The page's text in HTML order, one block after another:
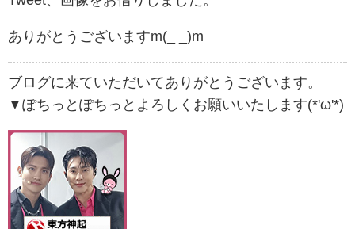
ありがとうございますm(_ _)m
ブログに来ていただいてありがとうございます。
▼ぽちっとぽちっとよろしくお願いいたします(*'ω'*)